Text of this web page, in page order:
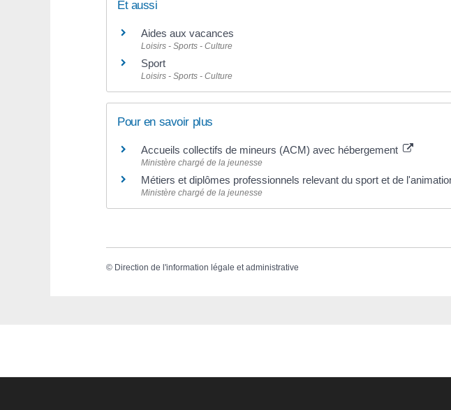
Et aussi
Aides aux vacances
Loisirs - Sports - Culture
Sport
Loisirs - Sports - Culture
Pour en savoir plus
Accueils collectifs de mineurs (ACM) avec hébergement
Ministère chargé de la jeunesse
Métiers et diplômes professionnels relevant du sport et de
Ministère chargé de la jeunesse
© Direction de l'information légale et administrative